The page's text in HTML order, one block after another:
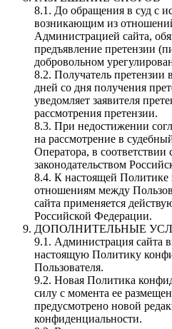
8.1. До обращения в суд с
возникающим из
Администрацией сайта,
предъявление претензии
добровольном
8.2. Получатель претензии
дней со дня получения
уведомляет заявителя
рассмотрения претензии.
8.3. При недостижении
на рассмотрение в
Оператора, в
законодательством
8.4. К настоящей Политике
отношениям между
сайта применяется
Российской Федерации.
ДОПОЛНИТЕЛЬНЫЕ
9.1. Администрация сайта
настоящую Политику
Пользователя.
9.2. Новая Политика
силу с момента ее
предусмотрено новой
конфиденциальности.